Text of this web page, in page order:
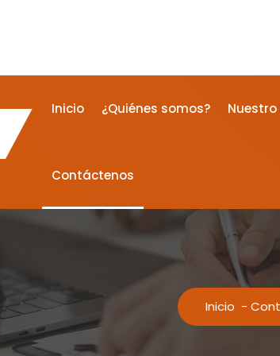
Inicio ¿Quiénes somos? Nuestro
Contáctenos
Inicio -